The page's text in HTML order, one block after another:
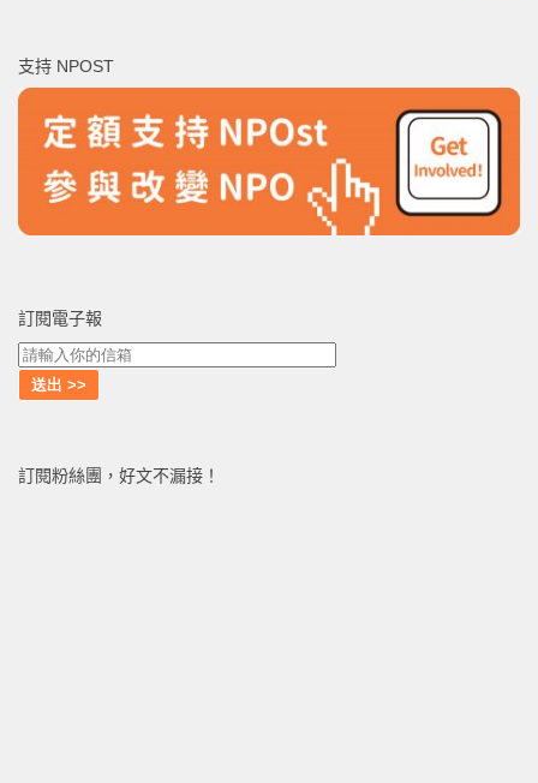
字:
支持 NPOST
訂閱電子報
訂閱粉絲團，好文不漏接！